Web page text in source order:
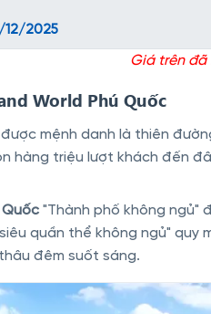
12/2025
Giá trên đã
World Phú Quốc
được mệnh danh là thiên
hàng triệu lượt khách đến
Quốc "Thành phố không ngủ"
quần thể không ngủ" quy
đêm suốt sáng.